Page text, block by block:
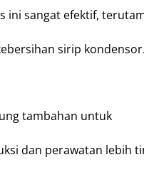
ini sangat efektif,
sirip kondensor.
tambahan untuk
dan perawatan lebih